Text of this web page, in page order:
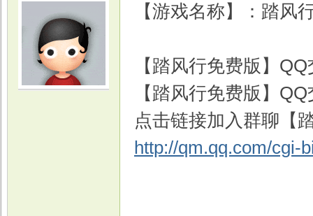
【游戏名称】：踏风
【踏风行免费版】
【踏风行免费版】
点击链接加入群聊【
http://qm.qq.com/cgi-